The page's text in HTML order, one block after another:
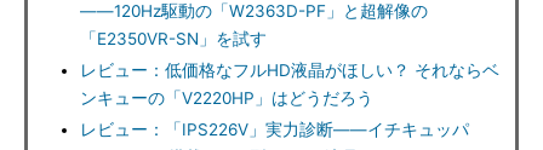
――120Hz駆動の「W2363D-PF」と超解像の
「E2350VR-SN」を試す
レビュー：低価格なフルHD液晶がほしい？ それならベ
ンキューの「V2220HP」はどうだろう
レビュー：「IPS226V」実力診断――イチキュッパ